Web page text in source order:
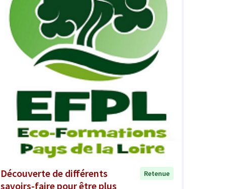
Découverte de différents
savoirs-faire pour être plus
Retenue